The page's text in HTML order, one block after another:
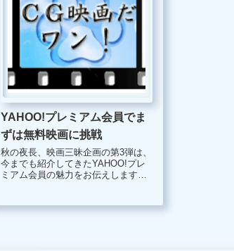
YAHOO!プレミアム会員でま
ずは無料映画に挑戦
秋の夜長、映画三昧企画の第3弾は、
今までも紹介してきたYAHOO!プレ
ミアム会員の魅力をお伝えします。
います。今でこそ、YAHOOオークシ